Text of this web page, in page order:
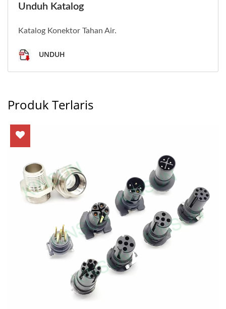
Unduh Katalog
Katalog Konektor Tahan Air.
UNDUH
Produk Terlaris